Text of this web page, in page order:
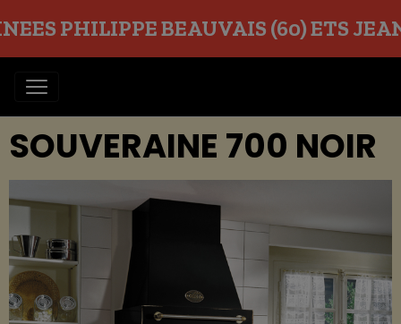
PHILIPPE BEAUVAIS (60) ETS
SOUVERAINE 700 NOIR